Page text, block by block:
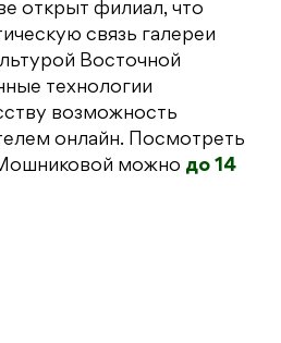
открыт филиал, что
связь галереи
Восточной
технологии
возможность
онлайн. Посмотреть
можно до 14